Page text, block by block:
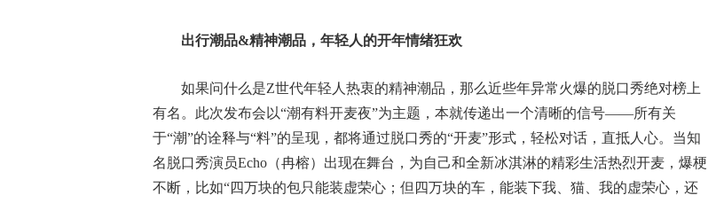
出行潮品&精神潮品，年轻人的开年情绪狂欢
如果问什么是Z世代年轻人热衷的精神潮品，那么近些年异常火爆的脱口秀绝对榜上
有名。此次发布会以“潮有料开麦夜”为主题，本就传递出一个清晰的信号——所有关
于“潮”的诠释与“料”的呈现，都将通过脱口秀的“开麦”形式，轻松对话，直抵人心。当知
名脱口秀演员Echo（冉榕）出现在舞台，为自己和全新冰淇淋的精彩生活热烈开麦，爆梗
不断，比如“四万块的包只能装虚荣心；但四万块的车，能装下我、猫、我的虚荣心，还